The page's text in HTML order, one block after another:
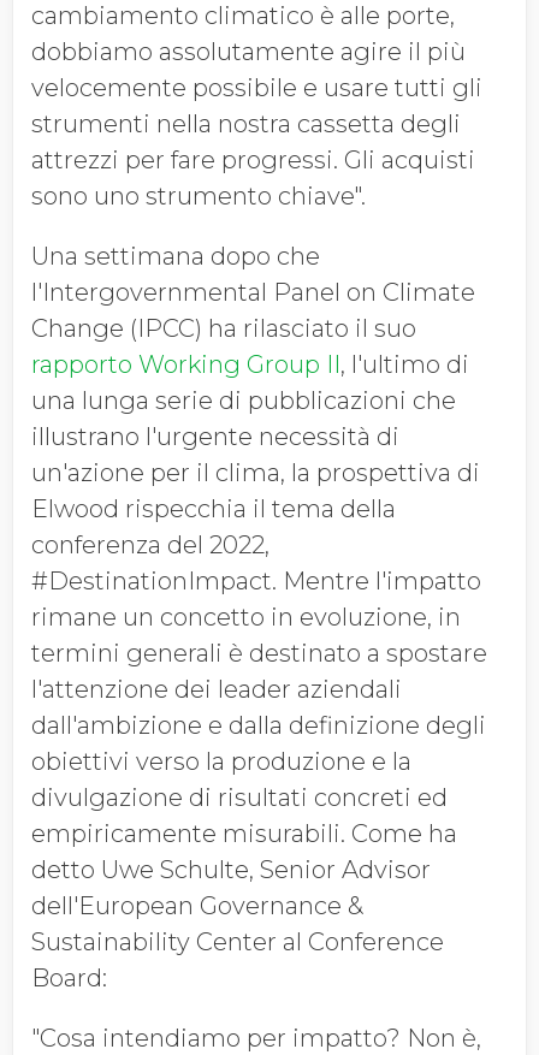
cambiamento climatico è alle porte,
dobbiamo assolutamente agire il più
velocemente possibile e usare tutti gli
strumenti nella nostra cassetta degli
attrezzi per fare progressi. Gli acquisti
sono uno strumento chiave".
Una settimana dopo che
l'Intergovernmental Panel on Climate
Change (IPCC) ha rilasciato il suo
rapporto Working Group II, l'ultimo di
una lunga serie di pubblicazioni che
illustrano l'urgente necessità di
un'azione per il clima, la prospettiva di
Elwood rispecchia il tema della
conferenza del 2022,
#DestinationImpact. Mentre l'impatto
rimane un concetto in evoluzione, in
termini generali è destinato a spostare
l'attenzione dei leader aziendali
dall'ambizione e dalla definizione degli
obiettivi verso la produzione e la
divulgazione di risultati concreti ed
empiricamente misurabili. Come ha
detto Uwe Schulte, Senior Advisor
dell'European Governance &
Sustainability Center al Conference
Board:
"Cosa intendiamo per impatto? Non è,